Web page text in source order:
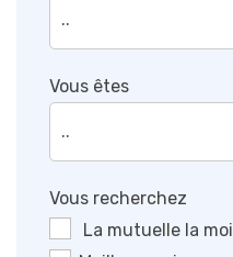
Vous êtes
Vous recherchez
La mutuelle la